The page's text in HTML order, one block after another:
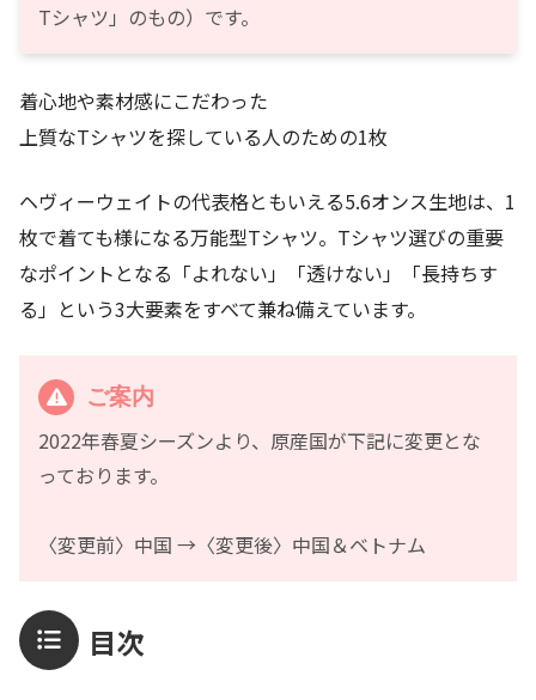
Tシャツ」のもの）です。
着心地や素材感にこだわった
上質なTシャツを探している人のための1枚
ヘヴィーウェイトの代表格ともいえる5.6オンス生地は、1
枚で着ても様になる万能型Tシャツ。Tシャツ選びの重要
なポイントとなる「よれない」「透けない」「長持ちす
る」という3大要素をすべて兼ね備えています。
ご案内
2022年春夏シーズンより、原産国が下記に変更とな
っております。
〈変更前〉中国 →〈変更後〉中国＆ベトナム
目次